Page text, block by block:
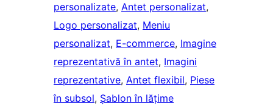
personalizate, Antet personalizat
Logo personalizat, Meniu
personalizat, E-commerce, Imagine
reprezentativă în antet, Imagini
reprezentative, Antet flexibil, Piese
în subsol, Șablon în lățime